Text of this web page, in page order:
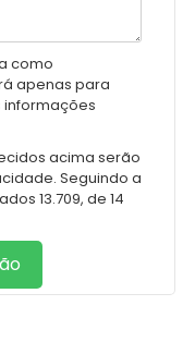
como
apenas para
informações
acima serão
Seguindo a
13.709, de 14